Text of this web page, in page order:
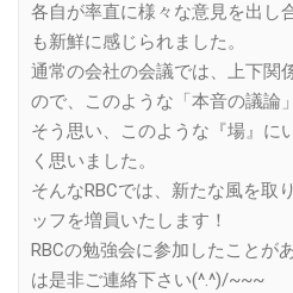
各自が率直に様々な意見を出し
も新鮮に感じられました。
通常の会社の会議では、上下関
ので、このような「本音の議論
そう思い、このような『場』に
く思いました。
そんなRBCでは、新たな風を取
ッフを増員いたします！
RBCの勉強会に参加したことが
は是非ご連絡下さい(^.^)/~~~